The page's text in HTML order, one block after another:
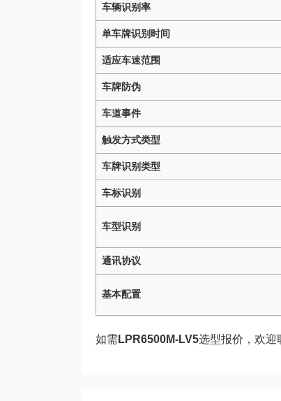
车辆识别率
单车牌识别时间
适应车速范围
车牌防伪
车道事件
触发方式类型
车牌识别类型
车标识别
车型识别
通讯协议
基本配置
如需 LPR6500M-LV5选型报价，欢迎